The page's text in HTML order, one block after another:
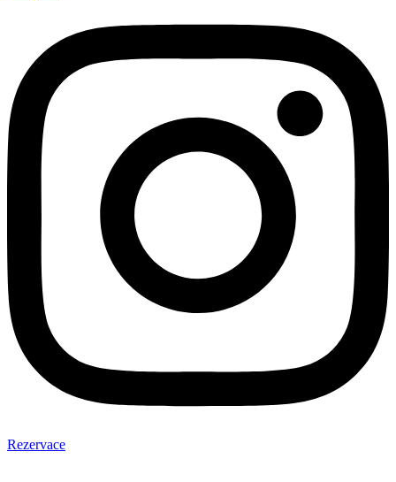
Rezervace